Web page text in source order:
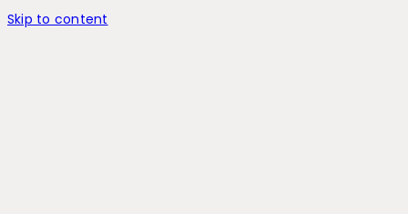
Skip to content